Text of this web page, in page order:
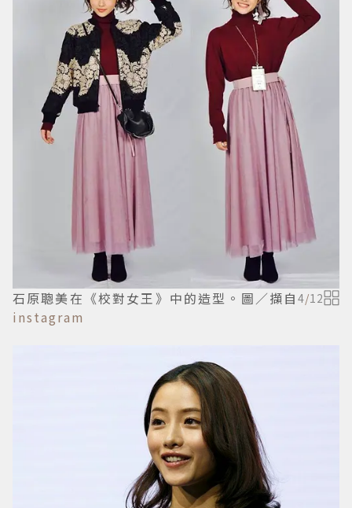
石原聰美在《校對女王》中的造型。圖／擷自
instagram
4/12